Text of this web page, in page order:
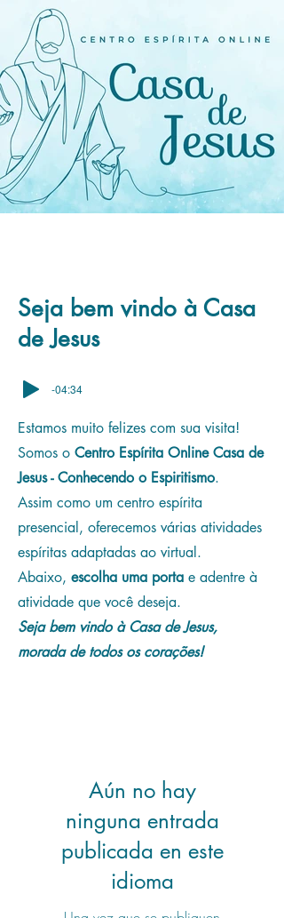
Seja bem vindo à Casa
de Jesus
-04:34
Estamos muito felizes com sua visita!
Somos o Centro Espírita Online Casa de
Jesus - Conhecendo o Espiritismo.
Assim como um centro espírita
presencial, oferecemos várias atividades
espíritas adaptadas ao virtual.
Abaixo, escolha uma porta e adentre à
atividade que você deseja.
Seja bem vindo à Casa de Jesus,
morada de todos os corações!
Aún no hay
ninguna entrada
publicada en este
idioma